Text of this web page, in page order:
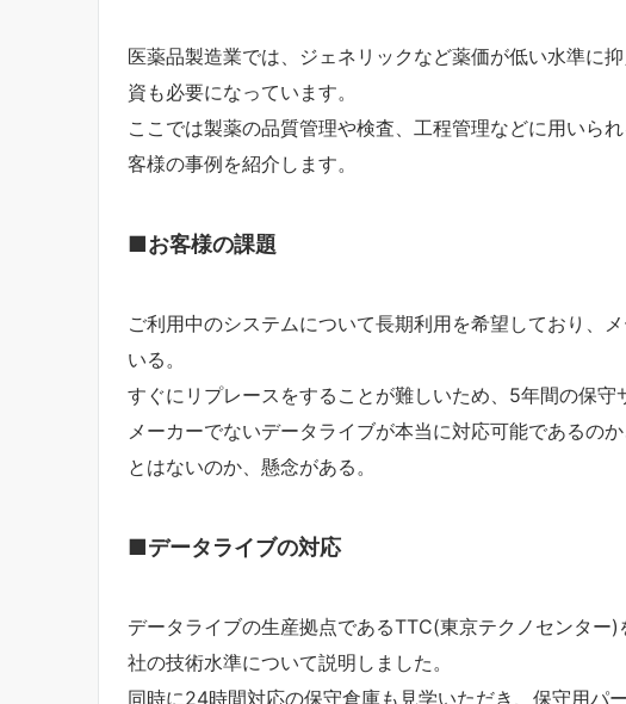
医薬品製造業では、ジェネリックなど薬価が低い水準に
資も必要になっています。
ここでは製薬の品質管理や検査、工程管理などに用いら
客様の事例を紹介します。
■お客様の課題
ご利用中のシステムについて長期利用を希望しており、
いる。
すぐにリプレースをすることが難しいため、5年間の保守
メーカーでないデータライブが本当に対応可能であるの
とはないのか、懸念がある。
■データライブの対応
データライブの生産拠点であるTTC(東京テクノセンター
社の技術水準について説明しました。
同時に24時間対応の保守倉庫も見学いただき、保守用パ